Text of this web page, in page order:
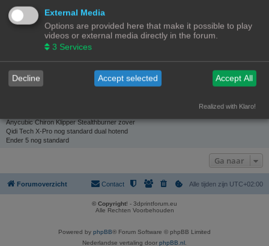
Meest actief in onderwerp:
Advies gevraagd! Ivm keuze stress
(7 berichten / 36.84% van gebruikers berichten)
Search user’s topics
(0.12% of all topics / 0.00 topics per day)
ONDERSCHRIFT
Bambu Lab X Carbon 2x AMS Just a production printer
Anycubic Chiron Klipper Stealthburner zover
Qidi Tech X-Pro nog standard dual hotend
Ender 5 nog standard
Ga naar
Forumoverzicht Alle tijden zijn UTC+02:00
Contact
© Copyright! - 3dprintforum.eu
Alle Rechten Voorbehouden
Powered by phpBB® Forum Software © phpBB Limited
Nederlandse vertaling door phpBB.nl.
External Media
Options are provided here that make it possible to play
videos or external media directly in the forum.
3 Services
Decline Accept selected Accept All
Realized with Klaro!